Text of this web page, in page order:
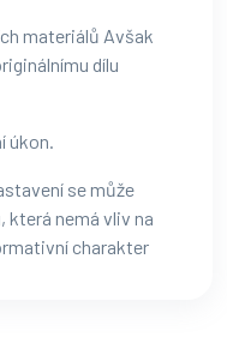
materiálů Avšak
dílu
úkon.
se může
která nemá vliv na
charakter